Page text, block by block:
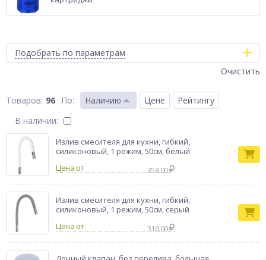
Подобрать по параметрам
Очистить
96 По: Наличию Цене
Рейтингу
В наличии:
Излив смесителя для кухни, гибкий,
силиконовый, 1 режим, 50см, белый
Цена от
358.00
Излив смесителя для кухни, гибкий,
силиконовый, 1 режим, 50см, серый
Цена от
316.00